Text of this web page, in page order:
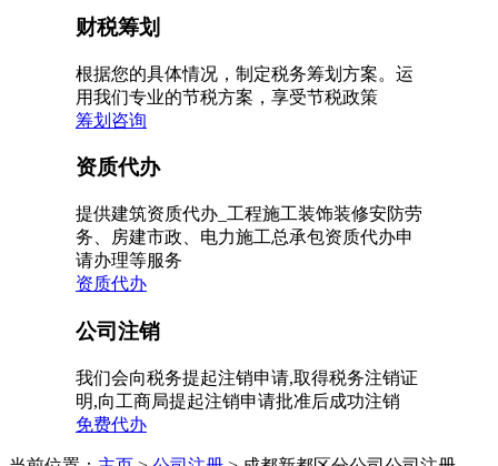
财税筹划
根据您的具体情况，制定税务筹划方案。运
用我们专业的节税方案，享受节税政策
筹划咨询
资质代办
提供建筑资质代办_工程施工装饰装修安防劳
务、房建市政、电力施工总承包资质代办申
请办理等服务
资质代办
公司注销
我们会向税务提起注销申请,取得税务注销证
明,向工商局提起注销申请批准后成功注销
免费代办